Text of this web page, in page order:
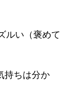
ルい（褒めて
持ちは分か